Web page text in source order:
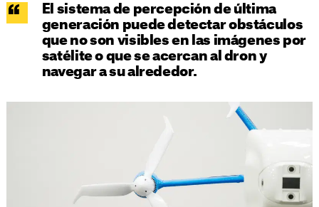
El sistema de percepción de última
generación puede detectar obstáculos
que no son visibles en las imágenes por
satélite o que se acercan al dron y
navegar a su alrededor.